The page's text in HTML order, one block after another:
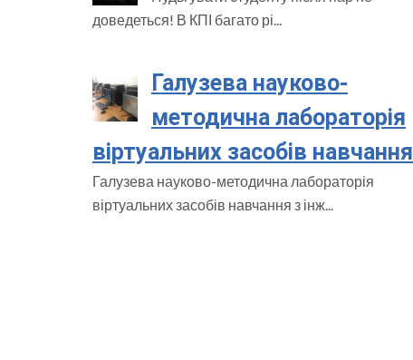
доведеться! В КПІ багато рі...
Галузева науково-
методична лабораторія
віртуальних засобів навчання
Галузева науково-методична лабораторія
віртуальних засобів навчання з інж...